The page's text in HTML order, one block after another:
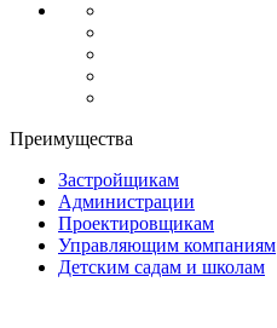
Преимущества
Застройщикам
Администрации
Проектировщикам
Управляющим компаниям
Детским садам и школам